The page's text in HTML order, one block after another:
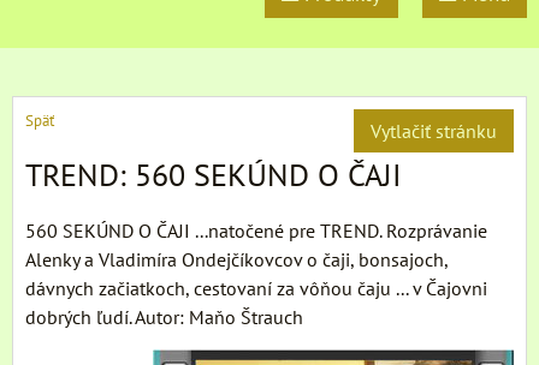
Späť Vytlačiť stránku
TREND: 560 SEKÚND O ČAJI
560 SEKÚND O ČAJI ...natočené pre TREND. Rozprávanie
Alenky a Vladimíra Ondejčíkovcov o čaji, bonsajoch,
dávnych začiatkoch, cestovaní za vôňou čaju ... v Čajovni
dobrých ľudí. Autor: Maňo Štrauch